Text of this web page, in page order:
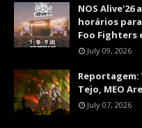
NOS Alive'26
horários
Foo
July 09, 2026
Reportagem:
Tejo, MEO
July 07, 2026